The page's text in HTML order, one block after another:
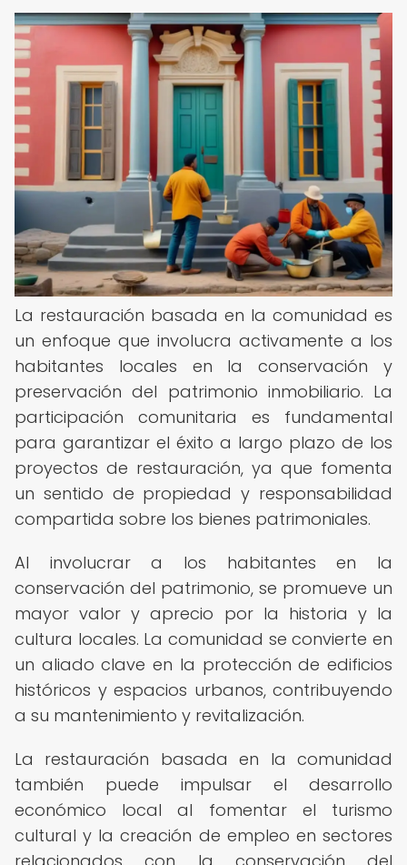
La restauración basada en la comunidad es
un enfoque que involucra activamente a los
habitantes locales en la conservación y
preservación del patrimonio inmobiliario. La
participación comunitaria es fundamental
para garantizar el éxito a largo plazo de los
proyectos de restauración, ya que fomenta
un sentido de propiedad y responsabilidad
compartida sobre los bienes patrimoniales.
Al involucrar a los habitantes en la
conservación del patrimonio, se promueve un
mayor valor y aprecio por la historia y la
cultura locales. La comunidad se convierte en
un aliado clave en la protección de edificios
históricos y espacios urbanos, contribuyendo
a su mantenimiento y revitalización.
La restauración basada en la comunidad
también puede impulsar el desarrollo
económico local al fomentar el turismo
cultural y la creación de empleo en sectores